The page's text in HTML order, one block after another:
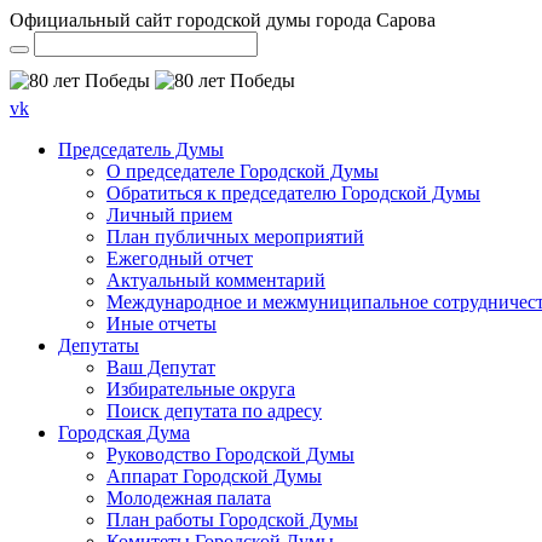
Официальный сайт городской думы города Сарова
vk
Председатель Думы
О председателе Городской Думы
Обратиться к председателю Городской Думы
Личный прием
План публичных мероприятий
Ежегодный отчет
Актуальный комментарий
Международное и межмуниципальное
Иные отчеты
Депутаты
Ваш Депутат
Избирательные округа
Поиск депутата по адресу
Городская Дума
Руководство Городской Думы
Аппарат Городской Думы
Молодежная палата
План работы Городской Думы